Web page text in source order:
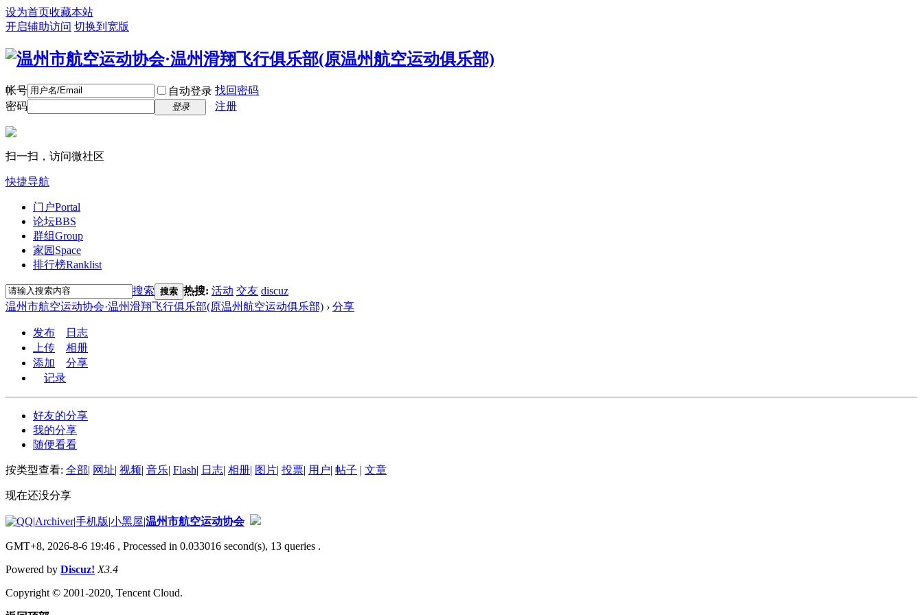
设为首页收藏本站
开启辅助访问 切换到宽版
帐号 自动登录 找回密码
密码
登录 注册
扫一扫，访问微社区
快捷导航
门户Portal
论坛BBS
群组Group
家园 Space
排行榜Ranklist
搜索 搜索 热搜: 活动 交友 discuz
温州市航空运动协会·温州滑翔飞行俱乐部(原温州航空运动俱乐部) › 分享
发布
日志
上传
相册
添加
分享
记录
好友的分享
我的分享
随便看看
按类型查看: 全部| 网址| 视频| 音乐| Flash| 日志| 相册| 图片| 投票| 用户| 帖子 | 文章
现在还没分享
|Archiver|手机版|小黑屋|温州市航空运动协会
GMT+8, 2026-8-6 19:46 , Processed in 0.033016 second(s), 13 queries .
Powered by Discuz! X3.4
Copyright © 2001-2020, Tencent Cloud.